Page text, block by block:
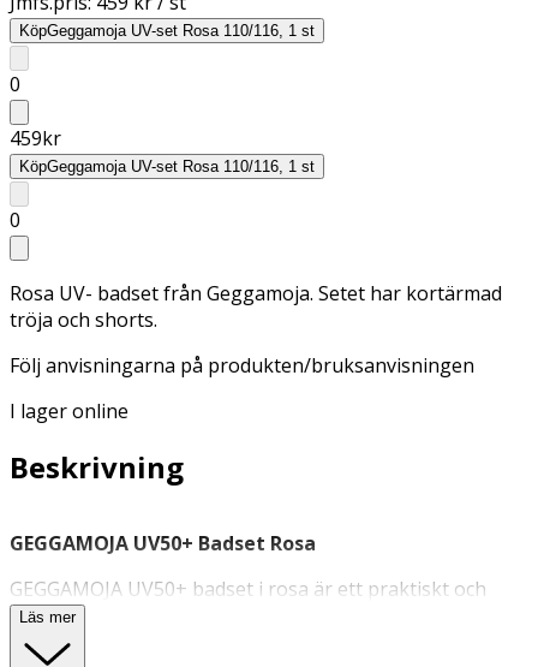
KöpGeggamoja UV-set Rosa 110/116, 1 st
0
459kr
KöpGeggamoja UV-set Rosa 110/116, 1 st
0
Rosa UV- badset från Geggamoja. Setet har kortärmad
tröja och shorts.
Följ anvisningarna på produkten/bruksanvisningen
I lager online
Beskrivning
GEGGAMOJA UV50+ Badset Rosa
GEGGAMOJA UV50+ badset i rosa är ett praktiskt och
skyddande set för soliga dagar vid strand och pool. Setet
består av en kortärmad tröja med dragkedja framtill och
Läs mer